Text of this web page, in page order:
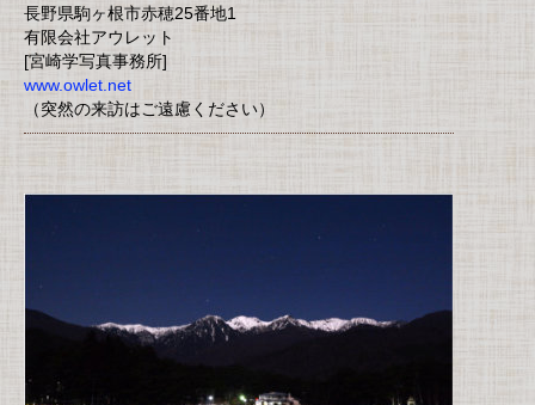
長野県駒ヶ根市赤穂25番地1
有限会社アウレット
[宮崎学写真事務所]
www.owlet.net
（突然の来訪はご遠慮ください）